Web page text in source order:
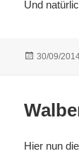
Und
30/09/
Hier nun